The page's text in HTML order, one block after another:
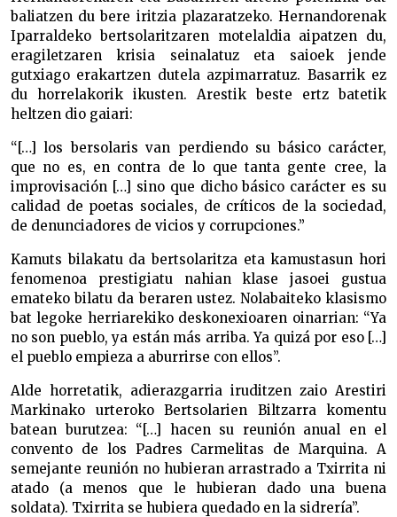
baliatzen du bere iritzia plazaratzeko. Hernandorenak
Iparraldeko bertsolaritzaren motelaldia aipatzen du,
eragiletzaren krisia seinalatuz eta saioek jende
gutxiago erakartzen dutela azpimarratuz. Basarrik ez
du horrelakorik ikusten. Arestik beste ertz batetik
heltzen dio gaiari:
“[…] los bersolaris van perdiendo su básico carácter,
que no es, en contra de lo que tanta gente cree, la
improvisación […] sino que dicho básico carácter es su
calidad de poetas sociales, de críticos de la sociedad,
de denunciadores de vicios y corrupciones.”
Kamuts bilakatu da bertsolaritza eta kamustasun hori
fenomenoa prestigiatu nahian klase jasoei gustua
emateko bilatu da beraren ustez. Nolabaiteko klasismo
bat legoke herriarekiko deskonexioaren oinarrian: “Ya
no son pueblo, ya están más arriba. Ya quizá por eso […]
el pueblo empieza a aburrirse con ellos”.
Alde horretatik, adierazgarria iruditzen zaio Arestiri
Markinako urteroko Bertsolarien Biltzarra komentu
batean burutzea: “[…] hacen su reunión anual en el
convento de los Padres Carmelitas de Marquina. A
semejante reunión no hubieran arrastrado a Txirrita ni
atado (a menos que le hubieran dado una buena
soldata). Txirrita se hubiera quedado en la sidrería”.